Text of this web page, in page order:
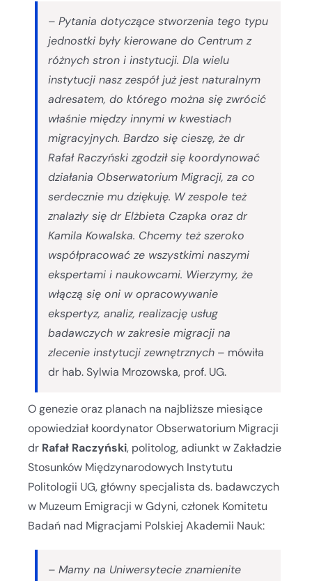
– Pytania dotyczące stworzenia tego typu
jednostki były kierowane do Centrum z
różnych stron i instytucji. Dla wielu
instytucji nasz zespół już jest naturalnym
adresatem, do którego można się zwrócić
właśnie między innymi w kwestiach
migracyjnych. Bardzo się cieszę, że dr
Rafał Raczyński zgodził się koordynować
działania Obserwatorium Migracji, za co
serdecznie mu dziękuję. W zespole też
znalazły się dr Elżbieta Czapka oraz dr
Kamila Kowalska. Chcemy też szeroko
współpracować ze wszystkimi naszymi
ekspertami i naukowcami. Wierzymy, że
włączą się oni w opracowywanie
ekspertyz, analiz, realizację usług
badawczych w zakresie migracji na
zlecenie instytucji zewnętrznych– mówiła
dr hab. Sylwia Mrozowska, prof. UG.
O genezie oraz planach na najbliższe miesiące
opowiedział koordynator Obserwatorium Migracji
dr Rafał Raczyński, politolog, adiunkt w Zakładzie
Stosunków Międzynarodowych Instytutu
Politologii UG, główny specjalista ds. badawczych
w Muzeum Emigracji w Gdyni, członek Komitetu
Badań nad Migracjami Polskiej Akademii Nauk:
– Mamy na Uniwersytecie znamienite